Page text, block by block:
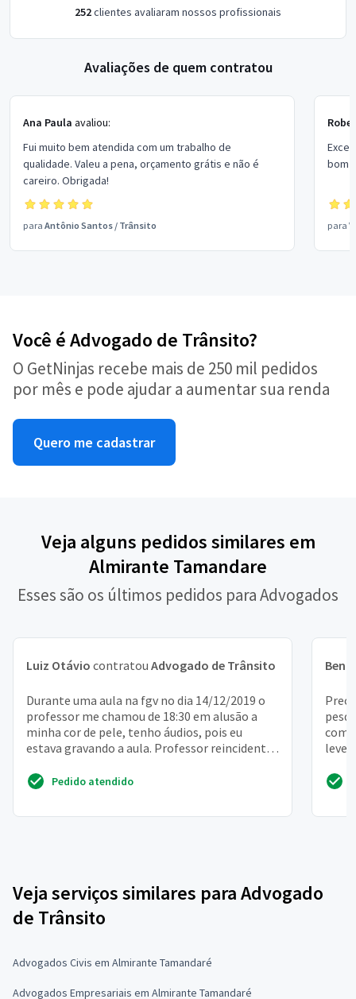
252clientes avaliaram nossos profissionais
Avaliações de quem contratou
Ana Paula avaliou:
Fui muito bem atendida com um trabalho de
qualidade. Valeu a pena, orçamento grátis e não é
careiro. Obrigada!
para Antônio Santos / Trânsito
bom
para
Você é Advogado de Trânsito?
O GetNinjas recebe mais de 250 mil pedidos
por mês e pode ajudar a aumentar sua renda
Quero me cadastrar
Veja alguns pedidos similares em
Almirante Tamandare
Esses são os últimos pedidos para Advogados
Luiz Otávio contratou Advogado de Trânsito
Durante uma aula na fgv no dia 14/12/2019 o
professor me chamou de 18:30 em alusão a
minha cor de pele, tenho áudios, pois eu
estava gravando a aula. Professor reincidente
Pedido atendido
com
levei
Veja serviços similares para Advogado
de Trânsito
Advogados Civis em Almirante Tamandaré
Advogados Empresariais em Almirante Tamandaré